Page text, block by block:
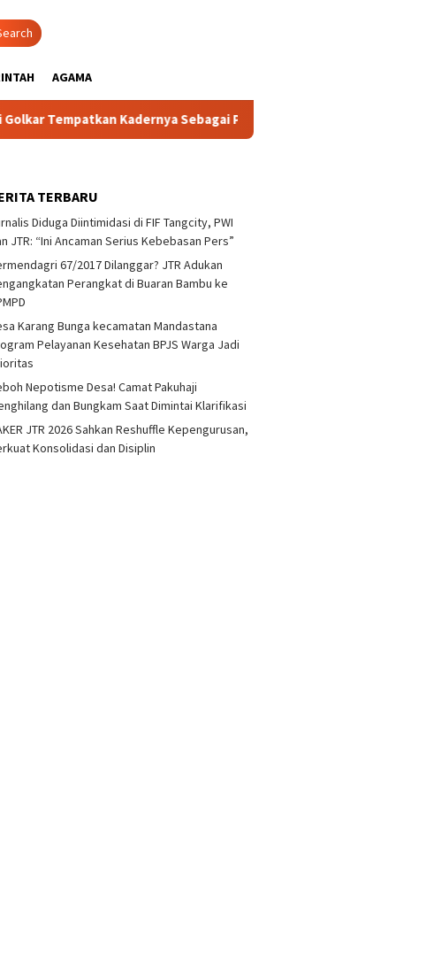
AGAMA
Kadernya Sebagai Pemimpin Penggerak Konsolidasi dan
TERBARU
Diduga Diintimidasi di FIF Tangcity, PWI
JTR: “Ini Ancaman Serius Kebebasan Pers”
67/2017 Dilanggar? JTR Adukan
Perangkat di Buaran Bambu ke
Karang Bunga kecamatan Mandastana
Pelayanan Kesehatan BPJS Warga Jadi
Nepotisme Desa! Camat Pakuhaji
dan Bungkam Saat Dimintai Klarifikasi
JTR 2026 Sahkan Reshuffle Kepengurusan,
Konsolidasi dan Disiplin